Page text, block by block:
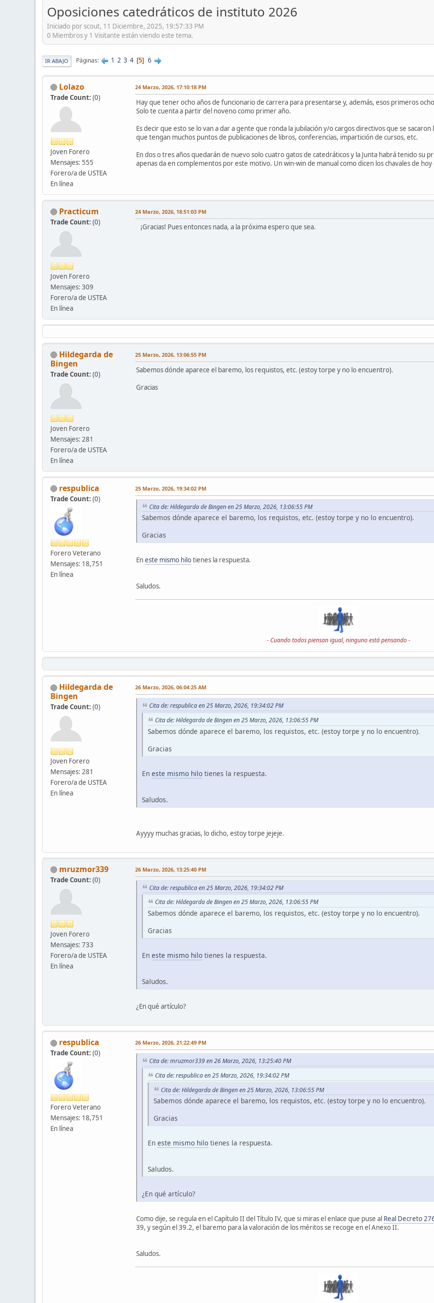
Oposiciones catedráticos de instituto 2026
Iniciado por scout, 11 Diciembre, 2025, 19:57:33 PM
0 Miembros y 1 Visitante están viendo este tema.
IR ABAJO Páginas 1 2 3 4 5 6
Lolazo
Trade Count: (0)
Joven Forero
Mensajes: 555
Forero/a de USTEA
En línea
24 Marzo, 2026, 17:10:18 PM
Hay que tener ocho años de funcionario de carrera para presentarse y, además, esos primeros
Solo te cuenta a partir del noveno como primer año.
Es decir que esto se lo van a dar a gente que ronda la jubilación y/o cargos directivos que se
que tengan muchos puntos de publicaciones de libros, conferencias, impartición de cursos, etc.
En dos o tres años quedarán de nuevo solo cuatro gatos de catedráticos y la Junta habrá tenido su
apenas da en complementos por este motivo. Un win-win de manual como dicen los chavales de hoy
Practicum
Trade Count: (0)
Joven Forero
Mensajes: 309
Forero/a de USTEA
En línea
24 Marzo, 2026, 18:51:03 PM
¡Gracias! Pues entonces nada, a la próxima espero que sea.
Hildegarda de
Bingen
Trade Count: (0)
Joven Forero
Mensajes: 281
Forero/a de USTEA
En línea
25 Marzo, 2026, 13:06:55 PM
Sabemos dónde aparece el baremo, los requistos, etc. (estoy torpe y no lo encuentro).
Gracias
respublica
Trade Count: (0)
Forero Veterano
Mensajes: 18,751
En línea
25 Marzo, 2026, 19:34:02 PM
Cita de: Hildegarda de Bingen en 25 Marzo, 2026, 13:06:55 PM
Sabemos dónde aparece el baremo, los requistos, etc. (estoy torpe y no lo encuentro).
Gracias
Eneste mismo hilotienes la respuesta.
Saludos.
- Cuando todos piensan igual, ninguno está pensando -
Hildegarda de
Bingen
Trade Count: (0)
Joven Forero
Mensajes: 281
Forero/a de USTEA
En línea
26 Marzo, 2026, 06:04:25 AM
Cita de: respublica en 25 Marzo, 2026, 19:34:02 PM
Cita de: Hildegarda de Bingen en 25 Marzo, 2026, 13:06:55 PM
Sabemos dónde aparece el baremo, los requistos, etc. (estoy torpe y no lo encuentro).
Gracias
En este mismo hilo tienes la respuesta.
Saludos.
Ayyyy muchas gracias, lo dicho, estoy torpe jejeje.
mruzmor339
Trade Count: (0)
Joven Forero
Mensajes: 733
Forero/a de USTEA
En línea
26 Marzo, 2026, 13:25:40 PM
Cita de: respublica en 25 Marzo, 2026, 19:34:02 PM
Cita de: Hildegarda de Bingen en 25 Marzo, 2026, 13:06:55 PM
Sabemos dónde aparece el baremo, los requistos, etc. (estoy torpe y no lo encuentro).
Gracias
En este mismo hilo tienes la respuesta.
Saludos.
¿En qué artículo?
respublica
Trade Count: (0)
Forero Veterano
Mensajes: 18,751
En línea
26 Marzo, 2026, 21:22:49 PM
Cita de: mruzmor339 en 26 Marzo, 2026, 13:25:40 PM
Cita de: respublica en 25 Marzo, 2026, 19:34:02 PM
Cita de: Hildegarda de Bingen en 25 Marzo, 2026, 13:06:55 PM
Sabemos dónde aparece el baremo, los requistos, etc. (estoy torpe y no lo encuentro).
Gracias
En este mismo hilo tienes la respuesta.
Saludos.
¿En qué artículo?
Como dije, se regula en el Capítulo II del Título IV, que si miras el enlace que puse al Real Decreto
39, y según el 39.2, el baremo para la valoración de los méritos se recoge en el Anexo II.
Saludos.